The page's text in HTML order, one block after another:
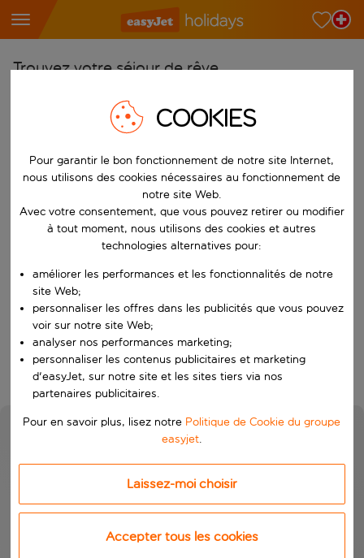
Trouvez votre séjour de rêve
Commencez à taper pour la saisie automatique. Lorsque les
Choisissez votre aéroport
Commencez à taper pour la saisie automatique. Lorsque les
Choisissez votre destination
Vers
Choisissez vos dates
Quand
Qui
Rechercher
COOKIES
Pour garantir le bon fonctionnement de notre site Internet,
nous utilisons des cookies nécessaires au fonctionnement de
notre site Web.
Avec votre consentement, que vous pouvez retirer ou modifier
à tout moment, nous utilisons des cookies et autres
technologies alternatives pour:
améliorer les performances et les fonctionnalités de notre
site Web;
personnaliser les offres dans les publicités que vous pouvez
voir sur notre site Web;
analyser nos performances marketing;
personnaliser les contenus publicitaires et marketing
d'easyJet, sur notre site et les sites tiers via nos
partenaires publicitaires.
Pour en savoir plus, lisez notre Politique de Cookie du groupe
easyjet.
Laissez-moi choisir
Accepter tous les cookies